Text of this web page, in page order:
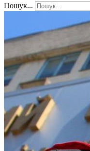
Пошук...